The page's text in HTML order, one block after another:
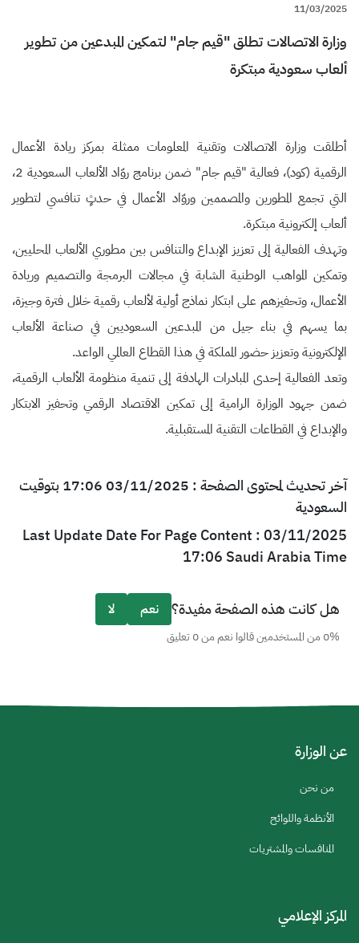
11/03/2025
وزارة الاتصالات تطلق "قيم جام" لتمكين المبدعين من تطوير
ألعاب سعودية مبتكرة
أطلقت وزارة الاتصالات وتقنية المعلومات ممثلة بمركز ريادة الأعمال
الرقمية (كود)، فعالية "قيم جام" ضمن برنامج روّاد الألعاب السعودية 2،
التي تجمع المطورين والمصممين وروّاد الأعمال في حدثٍ تنافسي لتطوير
ألعاب إلكترونية مبتكرة.
وتهدف الفعالية إلى تعزيز الإبداع والتنافس بين مطوري الألعاب المحليين،
وتمكين المواهب الوطنية الشابة في مجالات البرمجة والتصميم وريادة
الأعمال، وتحفيزهم على ابتكار نماذج أولية لألعاب رقمية خلال فترة وجيزة،
بما يسهم في بناء جيل من المبدعين السعوديين في صناعة الألعاب
الإلكترونية وتعزيز حضور المملكة في هذا القطاع العالمي الواعد.
وتعد الفعالية إحدى المبادرات الهادفة إلى تنمية منظومة الألعاب الرقمية،
ضمن جهود الوزارة الرامية إلى تمكين الاقتصاد الرقمي وتحفيز الابتكار
والإبداع في القطاعات التقنية المستقبلية.
آخر تحديث لمحتوى الصفحة : 03/11/2025 17:06 بتوقيت
السعودية
Last Update Date For Page Content : 03/11/2025
17:06 Saudi Arabia Time
هل كانت هذه الصفحة مفيدة؟ نعم لا
0% من المستخدمين قالوا نعم من 0 تعليق
عن الوزارة
من نحن
الأنظمة واللوائح
المنافسات والمشتريات
المركز الإعلامي